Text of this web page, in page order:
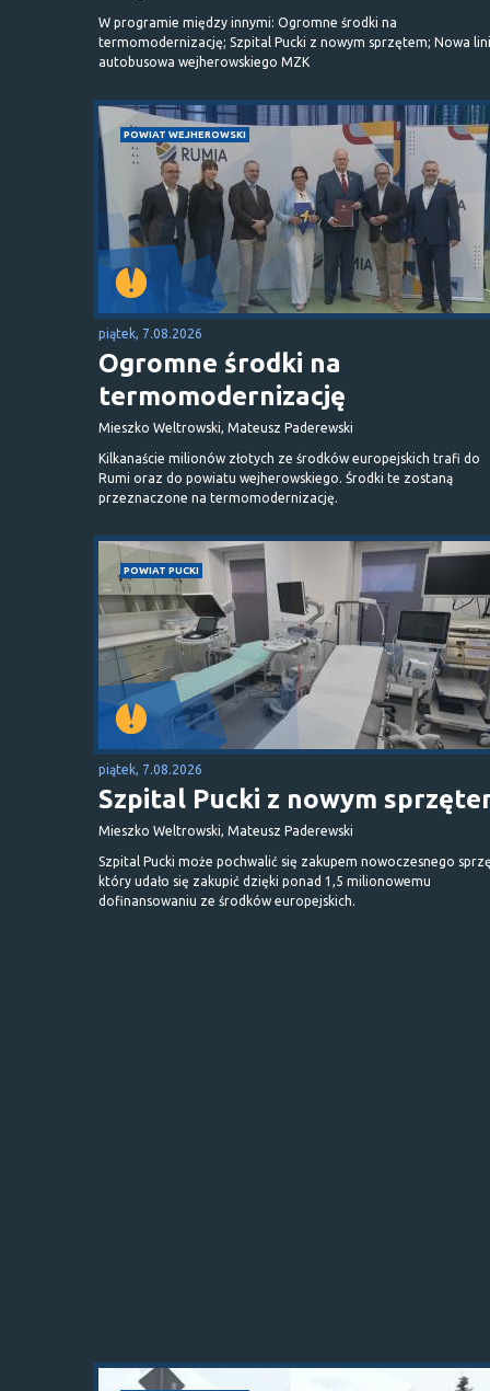
W programie między innymi: Ogromne środki na
termomodernizację; Szpital Pucki z nowym sprzętem; Nowa
autobusowa wejherowskiego MZK
POWIAT WEJHEROWSKI
piątek, 7.08.2026
Ogromne środki na
termomodernizację
Mieszko Weltrowski, Mateusz Paderewski
Kilkanaście milionów złotych ze środków europejskich trafi do
Rumi oraz do powiatu wejherowskiego. Środki te zostaną
przeznaczone na termomodernizację.
POWIAT PUCKI
piątek, 7.08.2026
Szpital Pucki z nowym
Mieszko Weltrowski, Mateusz Paderewski
Szpital Pucki może pochwalić się zakupem nowoczesnego
który udało się zakupić dzięki ponad 1,5 milionowemu
dofinansowaniu ze środków europejskich.